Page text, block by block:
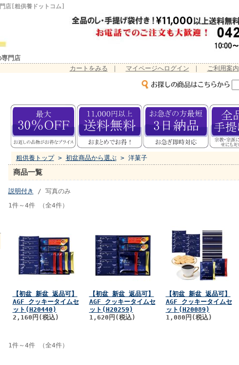
店[粗供養ドットコム]
門店
カートをみる ｜ マイページへログイン ｜ ご利用案内
粗供養トップ> 初盆商品から選ぶ> 洋菓子
商品一覧
説明付き
/ 写真のみ
1件～4件 （全4件）
【初盆 新盆 返品可】
AGF クッキータイムセ
ット(H20440)
2,160円(税込)
【初盆 新盆 返品可】
AGF クッキータイムセ
ット(H20259)
1,620円(税込)
【初盆 新盆 返品可】
AGF クッキータイムセ
ット(H20089)
1,080円(税込)
1件～4件 （全4件）